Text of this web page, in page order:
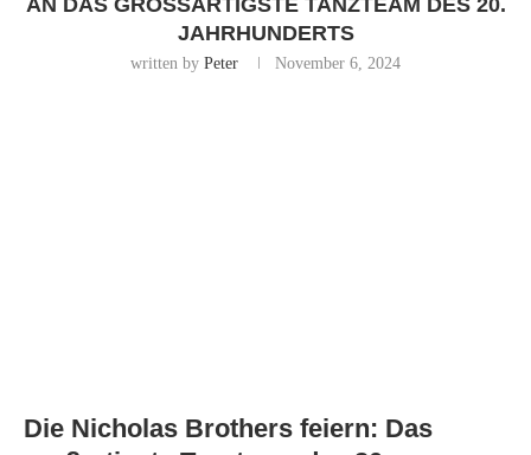
AN DAS GROSSARTIGSTE TANZTEAM DES 20. J
AHRHUNDERTS
written by Peter November 6, 2024
Die Nicholas Brothers feiern: Das